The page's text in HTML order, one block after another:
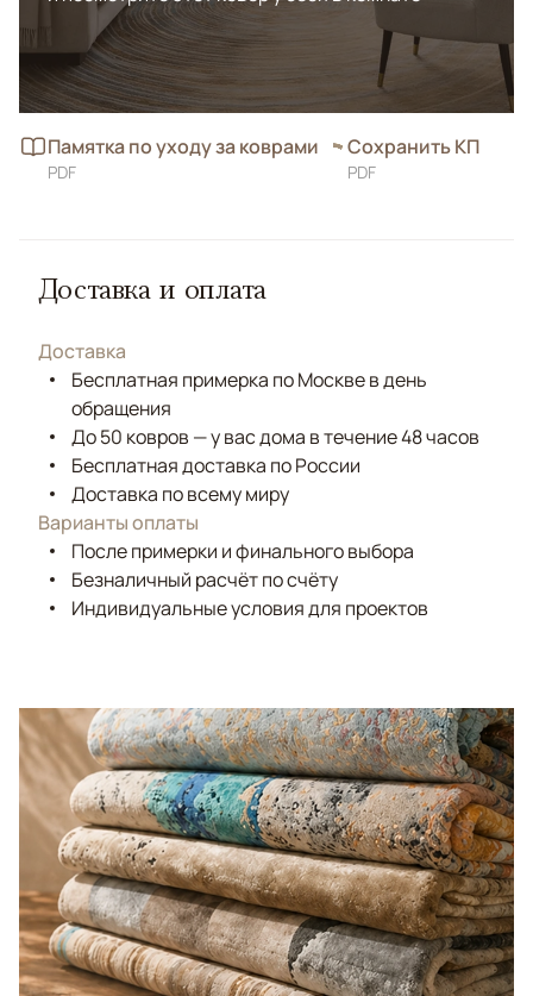
Памятка по уходу за коврами
PDF
Сохранить КП
PDF
Доставка и оплата
Доставка
Бесплатная примерка по Москве в день
обращения
До 50 ковров — у вас дома в течение 48 часов
Бесплатная доставка по России
Доставка по всему миру
Варианты оплаты
После примерки и финального выбора
Безналичный расчёт по счёту
Индивидуальные условия для проектов